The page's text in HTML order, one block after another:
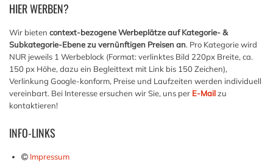
HIERWERBEN?
Wir bieten context-bezogene Werbeplätze auf Kategorie- &
Subkategorie-Ebene zu vernünftigen Preisen an. Pro Kategorie wird
NUR jeweils 1 Werbeblock (Format: verlinktes Bild 220px Breite, ca.
150 px Höhe, dazu ein Begleittext mit Link bis 150 Zeichen),
Verlinkung Google-konform, Preise und Laufzeiten werden individuell
vereinbart. Bei Interesse ersuchen wir Sie, uns per E-Mailzu
kontaktieren!
INFO-LINKS
Impressum